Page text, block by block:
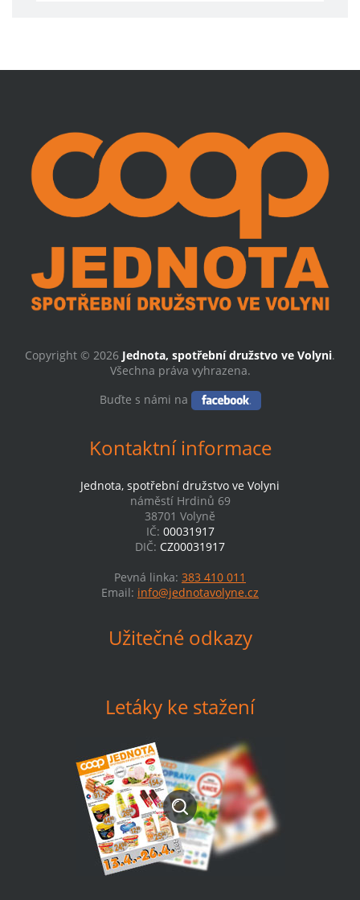
Copyright © 2026 Jednota, spotřební družstvo ve Volyni.
Všechna práva vyhrazena.
Buďte s námi na
Kontaktní informace
Jednota, spotřební družstvo ve Volyni
náměstí Hrdinů 69
38701 Volyně
IČ: 00031917
DIČ: CZ00031917
Pevná linka: 383 410 011
Email: info@jednotavolyne.cz
Užitečné odkazy
Letáky ke stažení